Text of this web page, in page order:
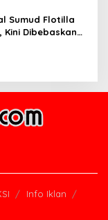
Sumud Flotilla
Dibebaskan
Info Iklan